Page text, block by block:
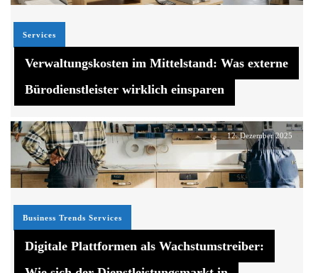
Services
Verwaltungskosten im Mittelstand: Was externe
Bürodienstleister wirklich einsparen
12. Dezember 2025
Business Trends Services
Digitale Plattformen als Wachstumstreiber: